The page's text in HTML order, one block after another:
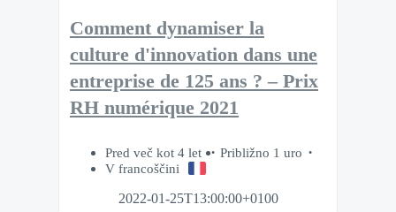
Comment dynamiser la
culture d'innovation dans une
entreprise de 125 ans ? – Prix
RH numérique 2021
Pred več kot 4 let
Približno 1 uro
V francoščini
2022-01-25T13:00:00+0100